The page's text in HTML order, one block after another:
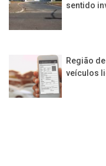
sentido
Região
veículos